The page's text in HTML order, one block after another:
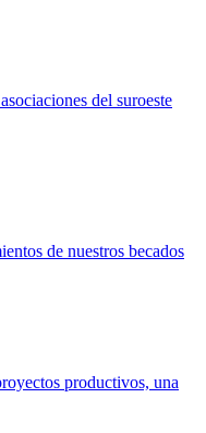
del suroeste
de nuestros becados
productivos, una